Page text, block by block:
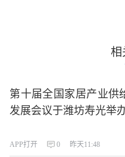
相
第十届全国家居产业供
发展会议于潍坊寿光举
APP打开 0 昨天11:48